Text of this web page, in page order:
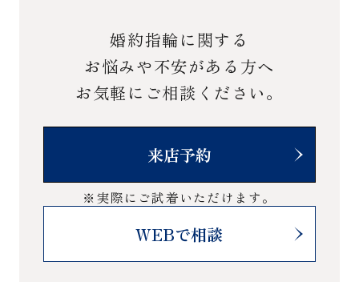
婚約指輪に関する
お悩みや不安がある方へ
お気軽にご相談ください。
来店予約
※実際にご試着いただけます。
WEBで相談